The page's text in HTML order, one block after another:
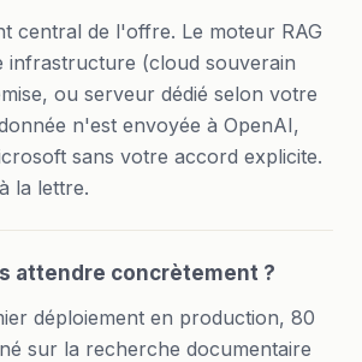
central de l'offre. Le moteur RAG
infrastructure (cloud souverain
ou serveur dédié selon votre
n'est envoyée à OpenAI,
sans votre accord explicite.
la lettre.
attendre concrètement ?
déploiement en production, 80
sur la recherche documentaire